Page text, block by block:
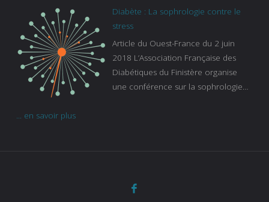
s’ignorent. « C’est une pathologie qui
continue à augmenter, souligne
de la Caisse primaire d’assurance-
maladie. C’est aussi une pathologie
qui peut être handicapante et coûte
cher quand on sait que 37 % des
d’autant que le diabète
Diabète : La sophrologie contre le
stress
Article du Ouest-France du 2 juin
2018 L’Association Française des
Diabétiques du Finistère organise
une conférence sur la sophrologie
... en savoir plus